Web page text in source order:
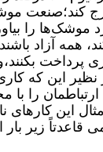
کند؛صنعت
موشک‌ها را
همه آزاد
پرداخت
این که
ارتباطمان را
این کارهای
قاعدتاً زیر بار